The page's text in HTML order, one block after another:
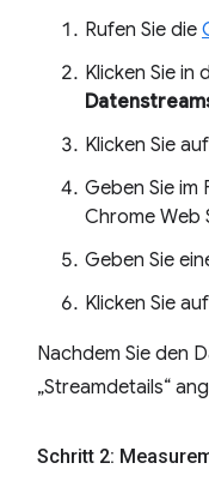
Rufen Sie die
Klicken Sie in
Klicken Sie auf
Geben Sie im
Chrome Web
Geben Sie
Klicken Sie auf
Nachdem Sie den
„Streamdetails“
Schritt 2: